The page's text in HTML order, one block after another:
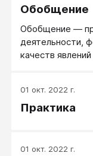
Обобщение
Обобщение —
деятельности,
качеств
01 окт. 2022 г.
Практика
01 окт. 2022 г.